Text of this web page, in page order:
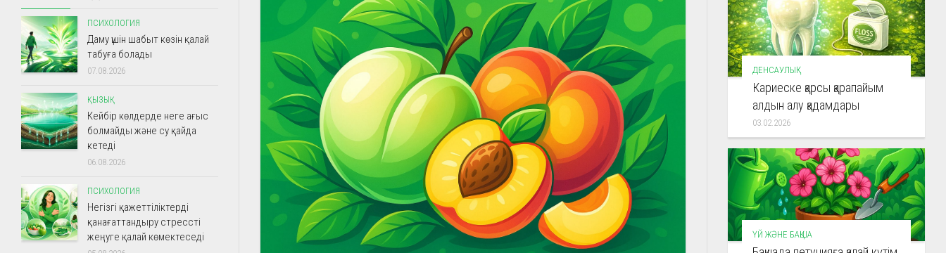
ПСИХОЛОГИЯ
Даму үшін шабыт көзін қалай
табуға болады
07.08.2026
ҚЫЗЫҚ
Кейбір көлдерде неге ағыс
болмайды және су қайда
кетеді
06.08.2026
ПСИХОЛОГИЯ
Негізгі қажеттіліктерді
қанағаттандыру стрессті
жеңуге қалай көмектеседі
ДЕНСАУЛЫҚ
Кариеске қарсы қарапайым
алдын алу қадамдары
03.02.2026
ҮЙ ЖӘНЕ БАҚША